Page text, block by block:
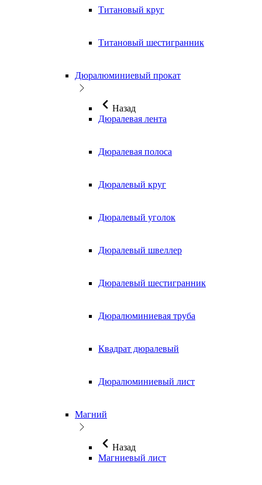
Титановый круг
Титановый шестигранник
Дюралюминиевый прокат
Назад
Дюралевая лента
Дюралевая полоса
Дюралевый круг
Дюралевый уголок
Дюралевый швеллер
Дюралевый шестигранник
Дюралюминиевая труба
Квадрат дюралевый
Дюралюминиевый лист
Магний
Назад
Магниевый лист